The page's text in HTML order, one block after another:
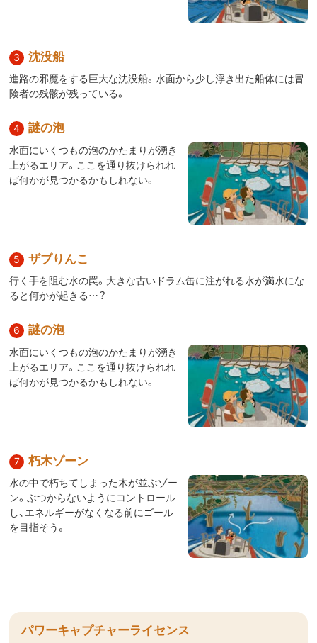
沈没船
進路の邪魔をする巨大な沈没船。水面から少し浮き出た船体には冒
険者の残骸が残っている。
謎の泡
水面にいくつもの泡のかたまりが湧き
上がるエリア。ここを通り抜けられれ
ば何かが見つかるかもしれない。
ザブりんこ
行く手を阻む水の罠。大きな古いドラム缶に注がれる水が満水にな
ると何かが起きる…？
謎の泡
水面にいくつもの泡のかたまりが湧き
上がるエリア。ここを通り抜けられれ
ば何かが見つかるかもしれない。
朽木ゾーン
水の中で朽ちてしまった木が並ぶゾー
ン。ぶつからないようにコントロール
し、エネルギーがなくなる前にゴール
を目指そう。
パワーキャプチャーライセンス